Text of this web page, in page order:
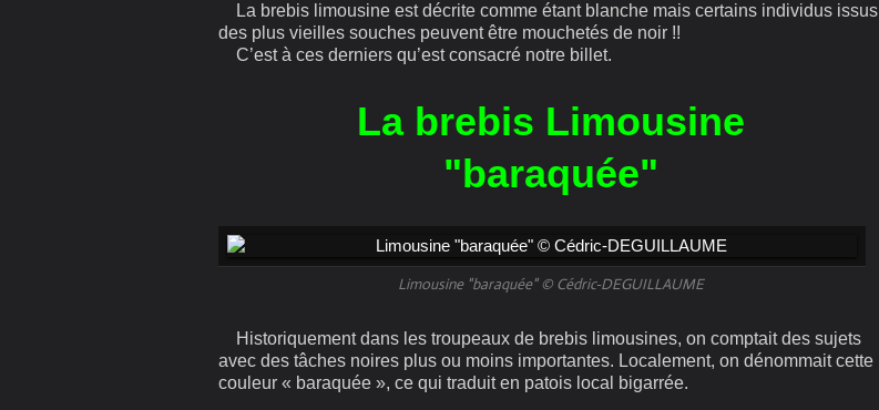
La brebis limousine est décrite comme étant blanche mais certains individus issus
des plus vieilles souches peuvent être mouchetés de noir !!
C’est à ces derniers qu’est consacré notre billet.
La brebis Limousine
"baraquée"
Limousine "baraquée" © Cédric-DEGUILLAUME
Historiquement dans les troupeaux de brebis limousines, on comptait des sujets
avec des tâches noires plus ou moins importantes. Localement, on dénommait cette
couleur « baraquée », ce qui traduit en patois local bigarrée.